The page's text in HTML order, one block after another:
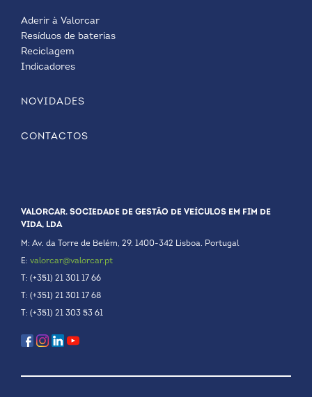
Aderir à Valorcar
Resíduos de baterias
Reciclagem
Indicadores
NOVIDADES
CONTACTOS
VALORCAR. SOCIEDADE DE GESTÃO DE VEÍCULOS EM FIM DE
VIDA, LDA
M: Av. da Torre de Belém, 29. 1400-342 Lisboa. Portugal
E: valorcar@valorcar.pt
T: (+351) 21 301 17 66
T: (+351) 21 301 17 68
T: (+351) 21 303 53 61